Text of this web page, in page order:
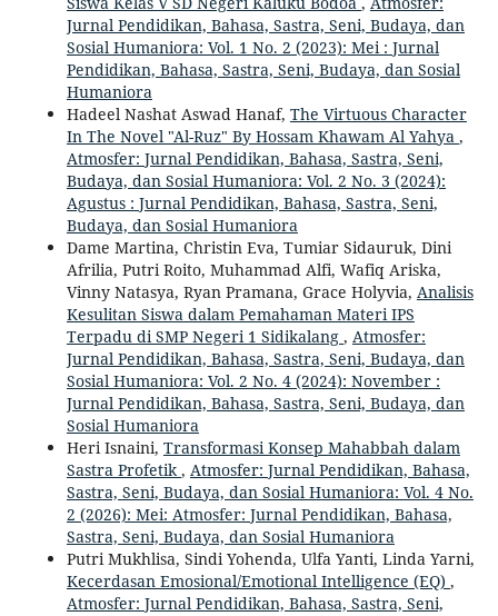
Jurnal Pendidikan, Bahasa, Sastra, Seni, Budaya, dan
Sosial Humaniora: Vol. 1 No. 2 (2023): Mei : Jurnal
Pendidikan, Bahasa, Sastra, Seni, Budaya, dan Sosial
Humaniora
Hadeel Nashat Aswad Hanaf, The Virtuous Character
In The Novel "Al-Ruz" By Hossam Khawam Al Yahya ,
Atmosfer: Jurnal Pendidikan, Bahasa, Sastra, Seni,
Budaya, dan Sosial Humaniora: Vol. 2 No. 3 (2024):
Agustus : Jurnal Pendidikan, Bahasa, Sastra, Seni,
Budaya, dan Sosial Humaniora
Dame Martina, Christin Eva, Tumiar Sidauruk, Dini
Afrilia, Putri Roito, Muhammad Alfi, Wafiq Ariska,
Vinny Natasya, Ryan Pramana, Grace Holyvia, Analisis
Kesulitan Siswa dalam Pemahaman Materi IPS
Terpadu di SMP Negeri 1 Sidikalang , Atmosfer:
Jurnal Pendidikan, Bahasa, Sastra, Seni, Budaya, dan
Sosial Humaniora: Vol. 2 No. 4 (2024): November :
Jurnal Pendidikan, Bahasa, Sastra, Seni, Budaya, dan
Sosial Humaniora
Heri Isnaini, Transformasi Konsep Mahabbah dalam
Sastra Profetik , Atmosfer: Jurnal Pendidikan, Bahasa,
Sastra, Seni, Budaya, dan Sosial Humaniora: Vol. 4 No.
2 (2026): Mei: Atmosfer: Jurnal Pendidikan, Bahasa,
Sastra, Seni, Budaya, dan Sosial Humaniora
Putri Mukhlisa, Sindi Yohenda, Ulfa Yanti, Linda Yarni,
Kecerdasan Emosional/Emotional Intelligence (EQ) ,
Atmosfer: Jurnal Pendidikan, Bahasa, Sastra, Seni,